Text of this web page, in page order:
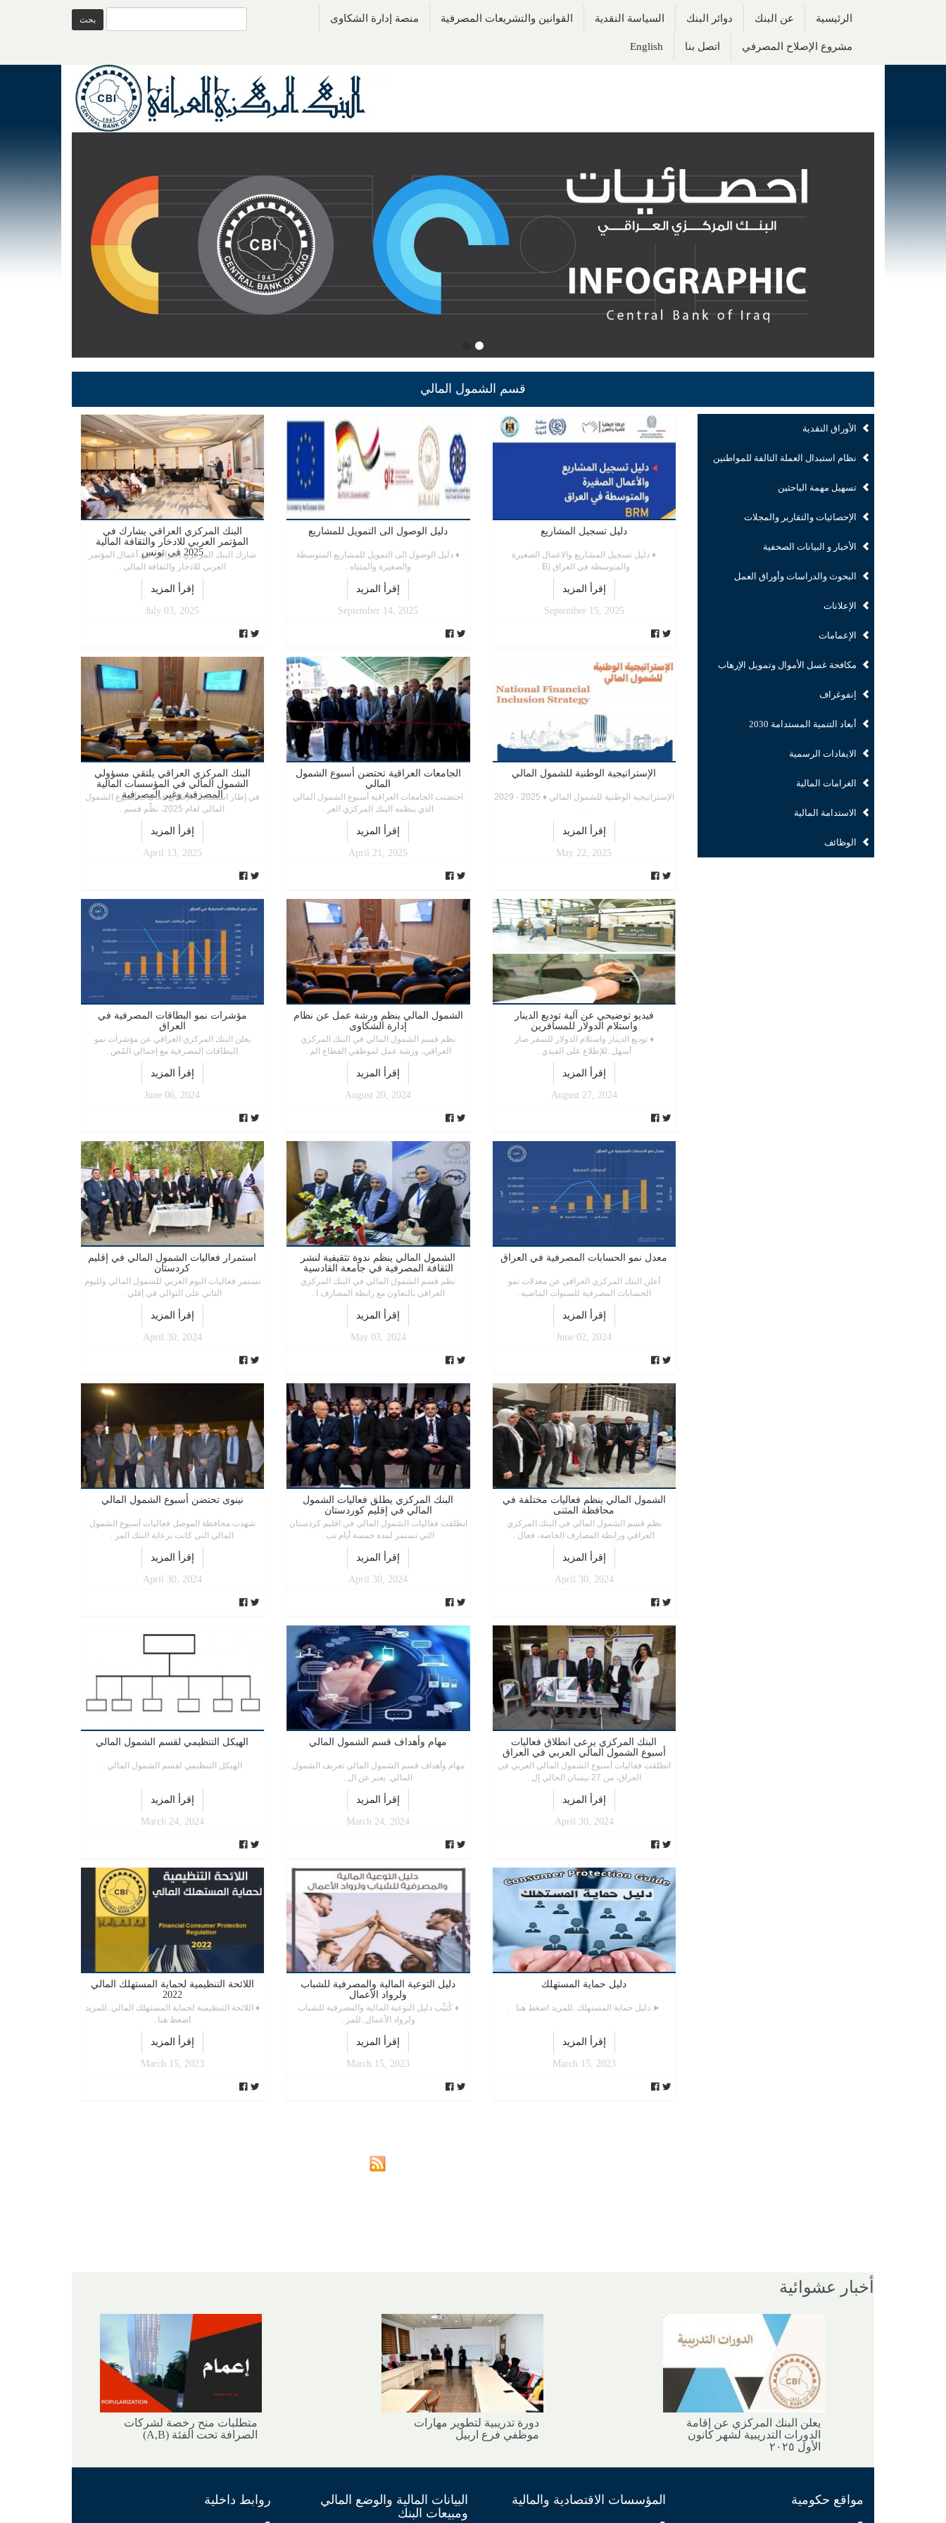
الرئيسية عن البنك دوائر البنك السياسة النقدية القوانين والتشريعات المصرفية منصة إدارة الشكاوى
مشروع الإصلاح المصرفي اتصل بنا English
قسم الشمول المالي
الأوراق النقدية
نظام استبدال العملة التالفة للمواطنين
تسهيل مهمة الباحثين
الإحصائيات والتقارير والمجلات
الأخبار و البيانات الصحفية
البحوث والدراسات وأوراق العمل
الإعلانات
الإعمامات
مكافحة غسل الأموال وتمويل الإرهاب
إنفوغراف
أبعاد التنمية المستدامة 2030
الايفادات الرسمية
الغرامات المالية
الاستدامة المالية
الوظائف
دليل تسجيل المشاريع
♦ دليل تسجيل المشاريع والاعمال الصغيرة
والمتوسطة في العراق (B .
إقرأ المزيد
September 15, 2025
دليل الوصول الى التمويل للمشاريع
♦ دليل الوصول الى التمويل للمشاريع المتوسطة
والصغيرة والمتناه .
إقرأ المزيد
September 14, 2025
البنك المركزي العراقي يشارك في
المؤتمر العربي للادخار والثقافة المالية
2025 في تونس
شارك البنك المركزي العراقي في أعمال المؤتمر
العربي للادخار والثقافة المالي .
إقرأ المزيد
July 03, 2025
الإستراتيجية الوطنية للشمول المالي
الإستراتيجية الوطنية للشمول المالي ♦ 2025 - 2029
إقرأ المزيد
May 22, 2025
الجامعات العراقية تحتضن أسبوع الشمول
المالي
احتضنت الجامعات العراقية أسبوع الشمول المالي
الذي ينظمه البنك المركزي العر .
إقرأ المزيد
April 21, 2025
البنك المركزي العراقي يلتقي مسؤولي
الشمول المالي في المؤسسات المالية
المصرفية وغير المصرفية
في إطار استعداداته لإطلاق فعاليات أسبوع الشمول
المالي لعام 2025، نظّم قسم .
إقرأ المزيد
April 13, 2025
فيديو توضيحي عن آلية توديع الدينار
واستلام الدولار للمسافرين
♦ توديع الدينار واستلام الدولار للسفر صار
أسهل..للإطلاع على الفيدي .
إقرأ المزيد
August 27, 2024
الشمول المالي ينظم ورشة عمل عن نظام
إدارة الشكاوى
نظم قسم الشمول المالي في البنك المركزي
العراقي، ورشة عمل لموظفي القطاع الم .
إقرأ المزيد
August 20, 2024
مؤشرات نمو البطاقات المصرفية في
العراق
يعلن البنك المركزي العراقي عن مؤشرات نمو
البطاقات المصرفية مع إجمالي المُص .
إقرأ المزيد
June 06, 2024
معدل نمو الحسابات المصرفية في العراق
أعلن البنك المركزي العراقي عن معدلات نمو
الحسابات المصرفية للسنوات الماضية .
إقرأ المزيد
June 02, 2024
الشمول المالي ينظم ندوة تثقيفية لنشر
الثقافة المصرفية في جامعة القادسية
نظم قسم الشمول المالي في البنك المركزي
العراقي بالتعاون مع رابطة المصارف ا .
إقرأ المزيد
May 03, 2024
استمرار فعاليات الشمول المالي في إقليم
كردستان
تستمر فعاليات اليوم العربي للشمول المالي ولليوم
الثاني على التوالي في إقلي .
إقرأ المزيد
April 30, 2024
الشمول المالي ينظم فعاليات مختلفة في
محافظة المثنى
نظم قسم الشمول المالي في البنك المركزي
العراقي ورابطة المصارف الخاصة، فعال .
إقرأ المزيد
April 30, 2024
البنك المركزي يطلق فعاليات الشمول
المالي في إقليم كوردستان
انطلقت فعاليات الشمول المالي في اقليم كردستان
التي تستمر لمدة خمسة أيام تب .
إقرأ المزيد
April 30, 2024
نينوى تحتضن أسبوع الشمول المالي
شهدت محافظة الموصل فعاليات أسبوع الشمول
المالي التي كانت برعاية البنك المر .
إقرأ المزيد
April 30, 2024
البنك المركزي يرعى انطلاق فعاليات
أسبوع الشمول المالي العربي في العراق
انطلقت فعاليات أسبوع الشمول المالي العربي في
العراق، من 27 نيسان الحالي إل .
إقرأ المزيد
April 30, 2024
مهام وأهداف قسم الشمول المالي
مهام وأهداف قسم الشمول المالي تعريف الشمول
المالي: يعبر عن ال .
إقرأ المزيد
March 24, 2024
الهيكل التنظيمي لقسم الشمول المالي
الهيكل التنظيمي لقسم الشمول المالي .
إقرأ المزيد
March 24, 2024
دليل حماية المستهلك
► دليل حماية المستهلك..للمزيد اضغط هنا .
إقرأ المزيد
March 15, 2023
دليل التوعية المالية والمصرفية للشباب
ولرواد الأعمال
♦ كُتيِّب دليل التوعية المالية والمصرفية للشباب
ولرواد الأعمال..للمز .
إقرأ المزيد
March 15, 2023
اللائحة التنظيمية لحماية المستهلك المالي
2022
♦ اللائحة التنظيمية لحماية المستهلك المالي..للمزيد
اضغط هنا .
إقرأ المزيد
March 15, 2023
أخبار عشوائية
يعلن البنك المركزي عن إقامة
الدورات التدريبية لشهر كانون
الأول ٢٠٢٥
دورة تدريبية لتطوير مهارات
موظفي فرع اربيل
متطلبات منح رخصة لشركات
الصرافة تحت الفئة (A,B)
مواقع حكومية المؤسسات الاقتصادية والمالية
البيانات المالية والوضع المالي
ومبيعات البنك
روابط داخلية